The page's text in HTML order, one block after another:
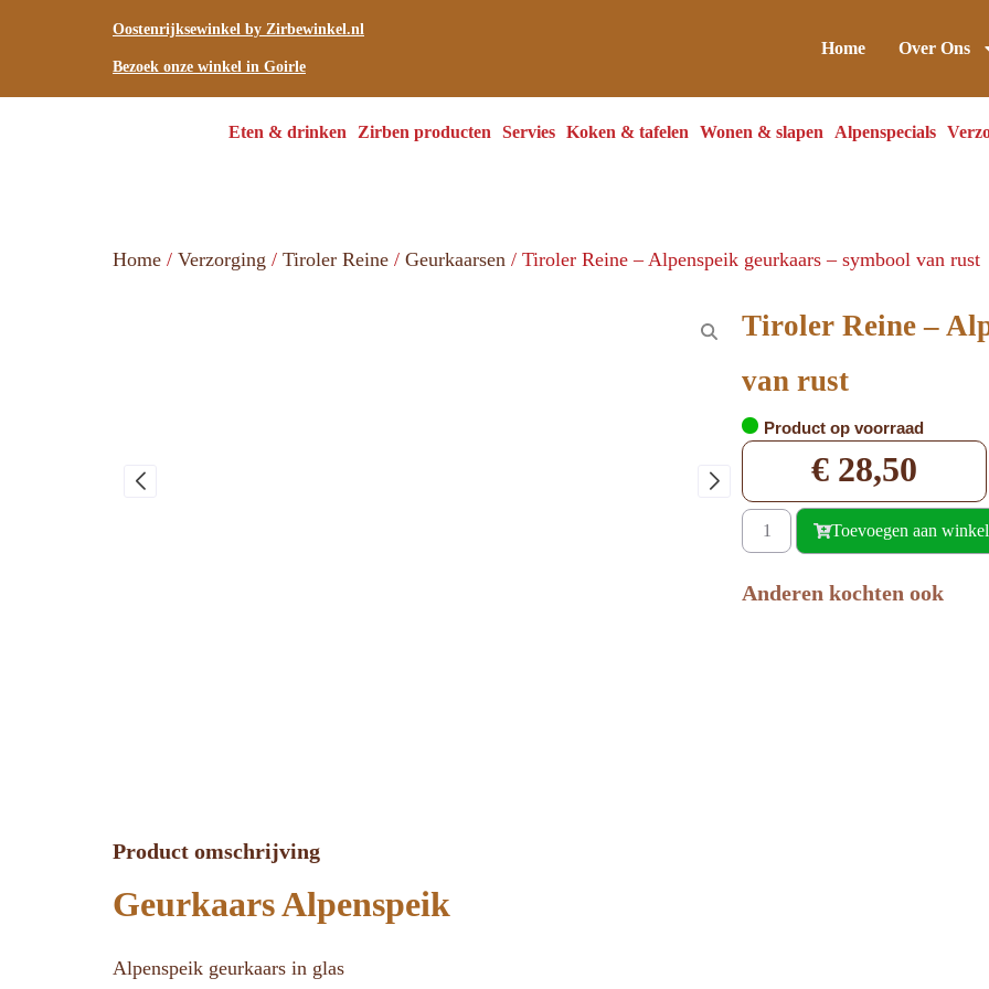
Oostenrijksewinkel by Zirbewinkel.nl
Bezoek onze winkel in Goirle
Home Over Ons
Eten & drinken Zirben producten Servies Koken & tafelen Wonen & slapen Alpenspecials
Home / Verzorging / Tiroler Reine / Geurkaarsen / Tiroler Reine – Alpenspeik geurkaars – symbool van rust
Tiroler Reine –
van rust
Product op voorraad
€ 28,50
Toevoegen aan
Anderen kochten ook
Product omschrijving
Geurkaars Alpenspeik
Alpenspeik geurkaars in glas